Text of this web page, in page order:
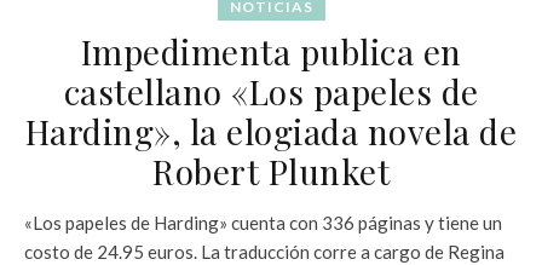
NOTICIAS
Impedimenta publica en
castellano «Los papeles de
Harding», la elogiada novela de
Robert Plunket
«Los papeles de Harding» cuenta con 336 páginas y tiene un
costo de 24.95 euros. La traducción corre a cargo de Regina